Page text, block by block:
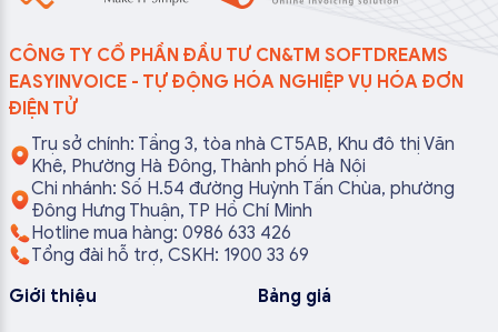
CÔNG TY CỔ PHẦN ĐẦU TƯ CN&TM SOFTDREAMS
EASYINVOICE - TỰ ĐỘNG HÓA NGHIỆP VỤ HÓA ĐƠN
ĐIỆN TỬ
Trụ sở chính: Tầng 3, tòa nhà CT5AB, Khu đô thị Văn
Khê, Phường Hà Đông, Thành phố Hà Nội
Chi nhánh: Số H.54 đường Huỳnh Tấn Chùa, phường
Đông Hưng Thuận, TP Hồ Chí Minh
Hotline mua hàng: 0986 633 426
Tổng đài hỗ trợ, CSKH: 1900 33 69
Giới thiệu
Bảng giá